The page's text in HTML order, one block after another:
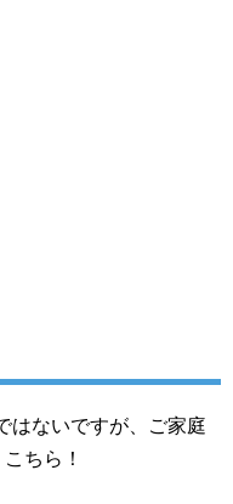
はないですが、ご家庭
ちら！